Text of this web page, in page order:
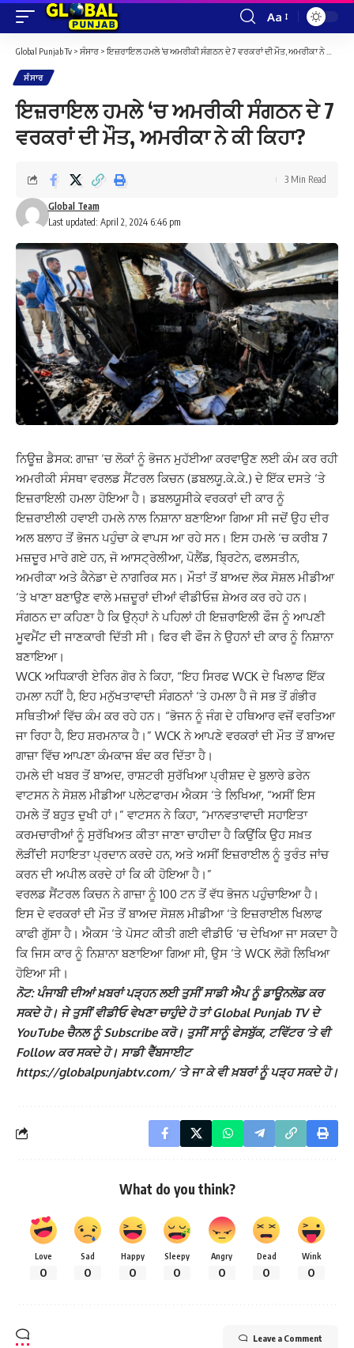
Font
Resizer
Aa
Global Punjab Tv > ਸੰਸਾਰ >ਇਜ਼ਰਾਇਲ ਹਮਲੇ ‘ਚ ਅਮਰੀਕੀ ਸੰਗਠਨ ਦੇ 7 ਵਰਕਰਾਂ ਦੀ ਮੌਤ, ਅਮਰੀਕਾ ਨੇ ਕੀ ਕਿਹਾ?
ਸੰਸਾਰ
ਇਜ਼ਰਾਇਲ ਹਮਲੇ ‘ਚ ਅਮਰੀਕੀ ਸੰਗਠਨ ਦੇ 7
ਵਰਕਰਾਂ ਦੀ ਮੌਤ, ਅਮਰੀਕਾ ਨੇ ਕੀ ਕਿਹਾ?
Last updated: April 2, 2024 6:46 pm
Global Team
3 Min Read
ਨਿਊਜ਼ ਡੈਸਕ: ਗਾਜ਼ਾ ‘ਚ ਲੋਕਾਂ ਨੂੰ ਭੋਜਨ ਮੁਹੱਈਆ ਕਰਵਾਉਣ ਲਈ ਕੰਮ ਕਰ ਰਹੀ
ਅਮਰੀਕੀ ਸੰਸਥਾ ਵਰਲਡ ਸੈਂਟਰਲ ਕਿਚਨ (ਡਬਲਯੂ.ਕੇ.ਕੇ.) ਦੇ ਇੱਕ ਦਸਤੇ ‘ਤੇ
ਇਜ਼ਰਾਇਲੀ ਹਮਲਾ ਹੋਇਆ ਹੈ। ਡਬਲਯੂਸੀਕੇ ਵਰਕਰਾਂ ਦੀ ਕਾਰ ਨੂੰ
ਇਜ਼ਰਾਈਲੀ ਹਵਾਈ ਹਮਲੇ ਨਾਲ ਨਿਸ਼ਾਨਾ ਬਣਾਇਆ ਗਿਆ ਸੀ ਜਦੋਂ ਉਹ ਦੀਰ
ਅਲ ਬਲਾਹ ਤੋਂ ਭੋਜਨ ਪਹੁੰਚਾ ਕੇ ਵਾਪਸ ਆ ਰਹੇ ਸਨ। ਇਸ ਹਮਲੇ ‘ਚ ਕਰੀਬ 7
ਮਜ਼ਦੂਰ ਮਾਰੇ ਗਏ ਹਨ, ਜੋ ਆਸਟ੍ਰੇਲੀਆ, ਪੋਲੈਂਡ, ਬ੍ਰਿਟੇਨ, ਫਲਸਤੀਨ,
ਅਮਰੀਕਾ ਅਤੇ ਕੈਨੇਡਾ ਦੇ ਨਾਗਰਿਕ ਸਨ। ਮੌਤਾਂ ਤੋਂ ਬਾਅਦ ਲੋਕ ਸੋਸ਼ਲ ਮੀਡੀਆ
‘ਤੇ ਖਾਣਾ ਬਣਾਉਣ ਵਾਲੇ ਮਜ਼ਦੂਰਾਂ ਦੀਆਂ ਵੀਡੀਓਜ਼ ਸ਼ੇਅਰ ਕਰ ਰਹੇ ਹਨ।
ਸੰਗਠਨ ਦਾ ਕਹਿਣਾ ਹੈ ਕਿ ਉਨ੍ਹਾਂ ਨੇ ਪਹਿਲਾਂ ਹੀ ਇਜ਼ਰਾਇਲੀ ਫੌਜ ਨੂੰ ਆਪਣੀ
ਮੂਵਮੈਂਟ ਦੀ ਜਾਣਕਾਰੀ ਦਿੱਤੀ ਸੀ। ਫਿਰ ਵੀ ਫੌਜ ਨੇ ਉਹਨਾਂ ਦੀ ਕਾਰ ਨੂੰ ਨਿਸ਼ਾਨਾ
ਬਣਾਇਆ।
WCK ਅਧਿਕਾਰੀ ਏਰਿਨ ਗੋਰ ਨੇ ਕਿਹਾ, “ਇਹ ਸਿਰਫ WCK ਦੇ ਖਿਲਾਫ ਇੱਕ
ਹਮਲਾ ਨਹੀਂ ਹੈ, ਇਹ ਮਨੁੱਖਤਾਵਾਦੀ ਸੰਗਠਨਾਂ ‘ਤੇ ਹਮਲਾ ਹੈ ਜੋ ਸਭ ਤੋਂ ਗੰਭੀਰ
ਸਥਿਤੀਆਂ ਵਿੱਚ ਕੰਮ ਕਰ ਰਹੇ ਹਨ। “ਭੋਜਨ ਨੂੰ ਜੰਗ ਦੇ ਹਥਿਆਰ ਵਜੋਂ ਵਰਤਿਆ
ਜਾ ਰਿਹਾ ਹੈ, ਇਹ ਸ਼ਰਮਨਾਕ ਹੈ।” WCK ਨੇ ਆਪਣੇ ਵਰਕਰਾਂ ਦੀ ਮੌਤ ਤੋਂ ਬਾਅਦ
ਗਾਜ਼ਾ ਵਿੱਚ ਆਪਣਾ ਕੰਮਕਾਜ ਬੰਦ ਕਰ ਦਿੱਤਾ ਹੈ।
ਹਮਲੇ ਦੀ ਖਬਰ ਤੋਂ ਬਾਅਦ, ਰਾਸ਼ਟਰੀ ਸੁਰੱਖਿਆ ਪ੍ਰੀਸ਼ਦ ਦੇ ਬੁਲਾਰੇ ਡਰੇਨ
ਵਾਟਸਨ ਨੇ ਸੋਸ਼ਲ ਮੀਡੀਆ ਪਲੇਟਫਾਰਮ ਐਕਸ ‘ਤੇ ਲਿਖਿਆ, “ਅਸੀਂ ਇਸ
ਹਮਲੇ ਤੋਂ ਬਹੁਤ ਦੁਖੀ ਹਾਂ।” ਵਾਟਸਨ ਨੇ ਕਿਹਾ, “ਮਾਨਵਤਾਵਾਦੀ ਸਹਾਇਤਾ
ਕਰਮਚਾਰੀਆਂ ਨੂੰ ਸੁਰੱਖਿਅਤ ਕੀਤਾ ਜਾਣਾ ਚਾਹੀਦਾ ਹੈ ਕਿਉਂਕਿ ਉਹ ਸਖ਼ਤ
ਲੋੜੀਂਦੀ ਸਹਾਇਤਾ ਪ੍ਰਦਾਨ ਕਰਦੇ ਹਨ, ਅਤੇ ਅਸੀਂ ਇਜ਼ਰਾਈਲ ਨੂੰ ਤੁਰੰਤ ਜਾਂਚ
ਕਰਨ ਦੀ ਅਪੀਲ ਕਰਦੇ ਹਾਂ ਕਿ ਕੀ ਹੋਇਆ ਹੈ।”
ਵਰਲਡ ਸੈਂਟਰਲ ਕਿਚਨ ਨੇ ਗਾਜ਼ਾ ਨੂੰ 100 ਟਨ ਤੋਂ ਵੱਧ ਭੋਜਨ ਪਹੁੰਚਾਇਆ ਹੈ।
ਇਸ ਦੇ ਵਰਕਰਾਂ ਦੀ ਮੌਤ ਤੋਂ ਬਾਅਦ ਸੋਸ਼ਲ ਮੀਡੀਆ ‘ਤੇ ਇਜ਼ਰਾਈਲ ਖਿਲਾਫ
ਕਾਫੀ ਗੁੱਸਾ ਹੈ। ਐਕਸ ‘ਤੇ ਪੋਸਟ ਕੀਤੀ ਗਈ ਵੀਡੀਓ ‘ਚ ਦੇਖਿਆ ਜਾ ਸਕਦਾ ਹੈ
ਕਿ ਜਿਸ ਕਾਰ ਨੂੰ ਨਿਸ਼ਾਨਾ ਬਣਾਇਆ ਗਿਆ ਸੀ, ਉਸ ‘ਤੇ WCK ਲੋਗੋ ਲਿਖਿਆ
ਹੋਇਆ ਸੀ।
ਨੋਟ: ਪੰਜਾਬੀ ਦੀਆਂ ਖ਼ਬਰਾਂ ਪੜ੍ਹਨ ਲਈ ਤੁਸੀਂ ਸਾਡੀ ਐਪ ਨੂੰ ਡਾਊਨਲੋਡ ਕਰ
ਸਕਦੇ ਹੋ। ਜੇ ਤੁਸੀਂ ਵੀਡੀਓ ਵੇਖਣਾ ਚਾਹੁੰਦੇ ਹੋ ਤਾਂ Global Punjab TV ਦੇ
YouTube ਚੈਨਲ ਨੂੰ Subscribe ਕਰੋ। ਤੁਸੀਂ ਸਾਨੂੰ ਫੇਸਬੁੱਕ, ਟਵਿੱਟਰ ‘ਤੇ ਵੀ
Follow ਕਰ ਸਕਦੇ ਹੋ। ਸਾਡੀ ਵੈੱਬਸਾਈਟ
https://globalpunjabtv.com/ ‘ਤੇ ਜਾ ਕੇ ਵੀ ਖ਼ਬਰਾਂ ਨੂੰ ਪੜ੍ਹ ਸਕਦੇ ਹੋ।
What do you think?
Love
0
Sad
0
Happy
0
Sleepy
0
Angry
0
Dead
0
Wink
0
Leave a Comment